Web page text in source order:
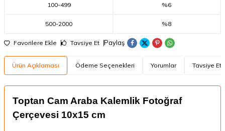
100-499 %6
500-2000 %8
Favorilere Ekle Tavsiye Et Paylaş
Ürün Açıklaması Ödeme Seçenekleri Yorumlar Tavsiye Et
Toptan Cam Araba Kalemlik Fotoğraf
Çerçevesi 10x15 cm